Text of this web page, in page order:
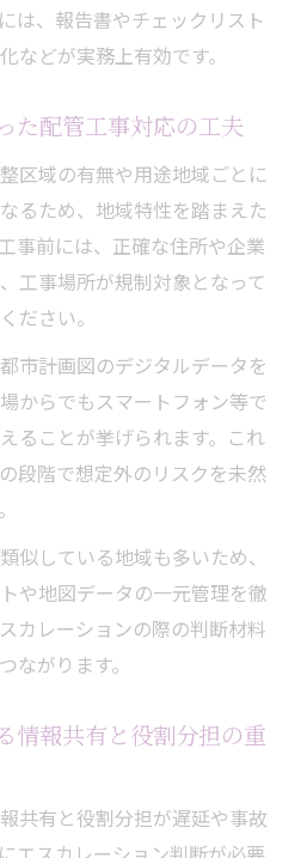
は、報告書やチェックリスト
などが実務上有効です。
た配管工事対応の工夫
区域の有無や用途地域ごとに
るため、地域特性を踏まえた
事前には、正確な住所や企業
工事場所が規制対象となって
ださい。
市計画図のデジタルデータを
からでもスマートフォン等で
ることが挙げられます。これ
段階で想定外のリスクを未然
似している地域も多いため、
や地図データの一元管理を徹
カレーションの際の判断材料
ながります。
情報共有と役割分担の重
共有と役割分担が遅延や事故